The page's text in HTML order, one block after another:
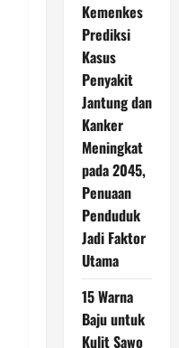
Kemenkes
Prediksi
Kasus
Penyakit
Jantung dan
Kanker
Meningkat
pada 2045,
Penuaan
Penduduk
Jadi Faktor
Utama
15 Warna
Baju untuk
Kulit Sawo